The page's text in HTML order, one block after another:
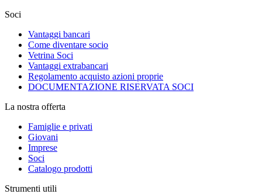
Soci
Vantaggi bancari
Come diventare socio
Vetrina Soci
Vantaggi extrabancari
Regolamento acquisto azioni proprie
DOCUMENTAZIONE RISERVATA SOCI
La nostra offerta
Famiglie e privati
Giovani
Imprese
Soci
Catalogo prodotti
Strumenti utili